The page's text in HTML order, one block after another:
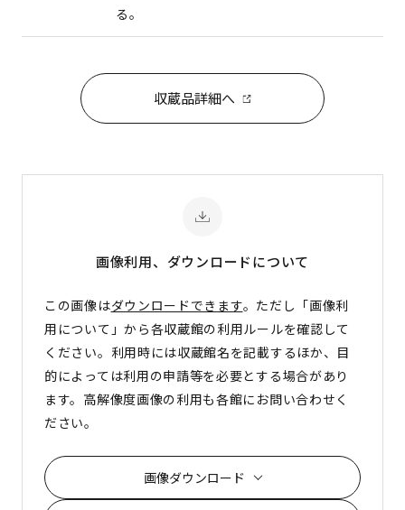
る。
収蔵品詳細へ
画像利用、ダウンロードについて
この画像はダウンロードできます。ただし「画像利
用について」から各収蔵館の利用ルールを確認して
ください。利用時には収蔵館名を記載するほか、目
的によっては利用の申請等を必要とする場合があり
ます。高解像度画像の利用も各館にお問い合わせく
ださい。
画像ダウンロード